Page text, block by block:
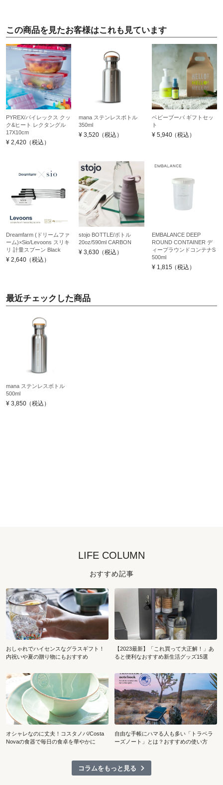
この商品を見たお客様はこれも見ています
PYREX/パイレックス クッ
ク&ヒート レクタングル
17X10cm
¥ 2,420（税込）
mana ステンレスボトル
350ml
¥ 3,520（税込）
ベビーブーバ ギフトセッ
ト
¥ 5,940（税込）
Dreamfarm (ドリームファ
ーム)×Sio/Levoons スリキ
リ 計量スプーン Black
¥ 2,640（税込）
stojo BOTTLE/ボトル
20oz/590ml CARBON
¥ 3,630（税込）
EMBALANCE DEEP
ROUND CONTAINER デ
ィープラウンドコンテナS
500ml
¥ 1,815（税込）
最近チェックした商品
mana ステンレスボトル
500ml
¥ 3,850（税込）
LIFE COLUMN
おすすめ記事
おしゃれでハイセンスなグラスギフト！
内祝いや夏の贈り物にもおすすめ
【2023最新】「これ買って大正解！」あ
ると便利なおすすめ新生活グッズ15選
オシャレなのに丈夫！コスタノバ/Costa
Novaの食器で毎日の食卓を華やかに
自由な手帳にハマる人も多い「トラベラ
ーズノート」とは？おすすめの使い方
コラムをもっと見る